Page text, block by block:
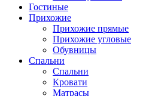
Гостиные
Прихожие
Прихожие прямые
Прихожие угловые
Обувницы
Спальни
Спальни
Кровати
Матрасы